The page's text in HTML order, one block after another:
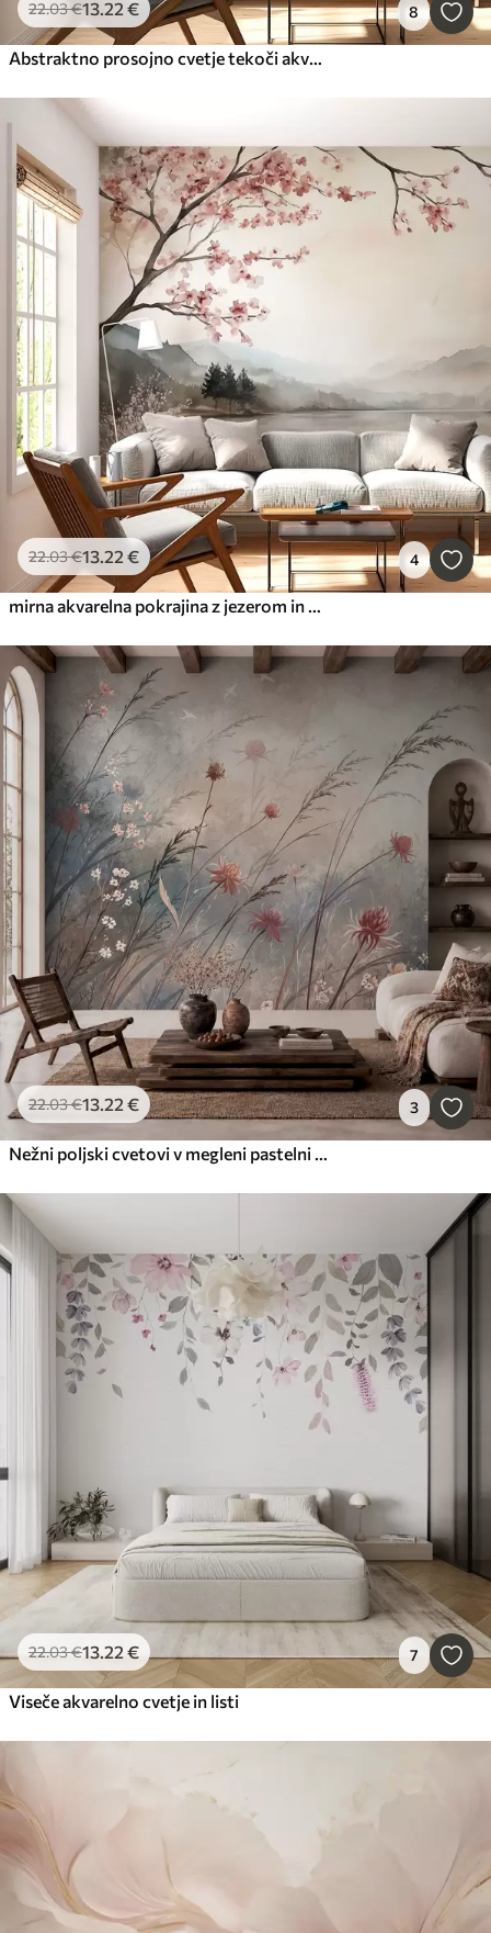
22.03€13.22 € 8
Abstraktno prosojno cvetje tekoči akvarel
22.03€13.22 € 4
mirna akvarelna pokrajina z jezerom in cvetočim drevesom
22.03€13.22 € 3
Nežni poljski cvetovi v megleni pastelni pokrajini
22.03€13.22€ 7
Viseče akvarelno cvetje in listi